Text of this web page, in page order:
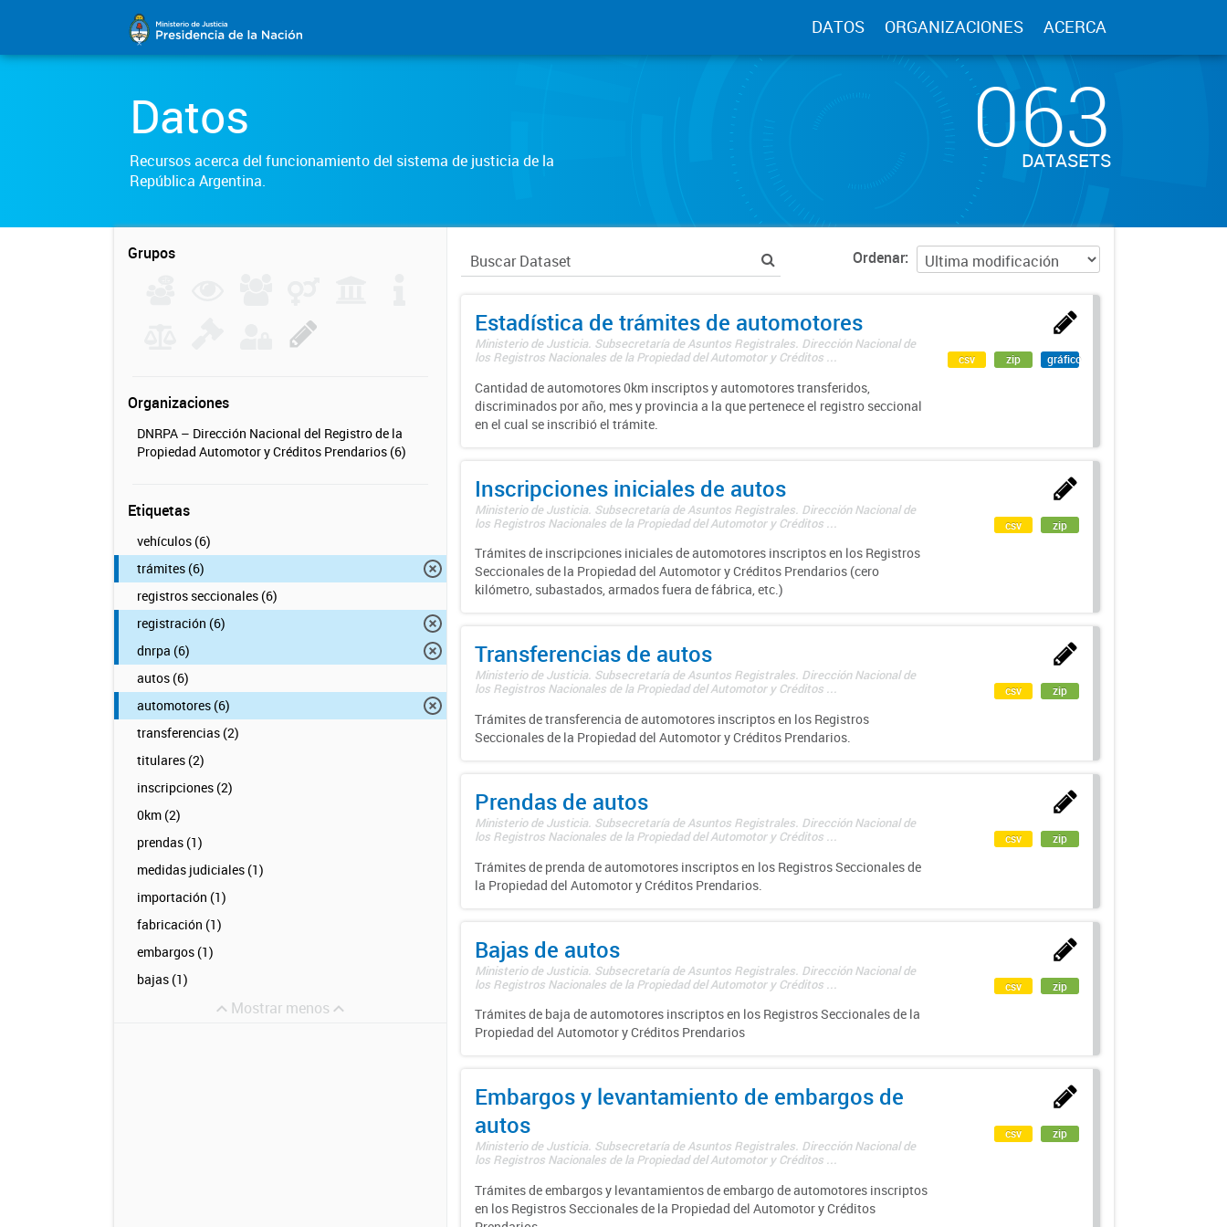
DATOS ORGANIZACIONES ACERCA
Datos
Recursos acerca del funcionamiento del sistema de justicia de la
República Argentina.
063
DATASETS
Grupos
Organizaciones
DNRPA – Dirección Nacional del Registro de la
Propiedad Automotor y Créditos Prendarios (6)
Etiquetas
vehículos (6)
trámites (6)
registros seccionales (6)
registración (6)
dnrpa (6)
autos (6)
automotores (6)
transferencias (2)
titulares (2)
inscripciones (2)
0km (2)
prendas (1)
medidas judiciales (1)
importación (1)
fabricación (1)
embargos (1)
bajas (1)
Mostrar menos
Ordenar
Estadística de trámites de automotores
Ministerio de Justicia. Subsecretaría de Asuntos Registrales. Dirección Nacional de
los Registros Nacionales de la Propiedad del Automotor y Créditos ...
Cantidad de automotores 0km inscriptos y automotores transferidos,
discriminados por año, mes y provincia a la que pertenece el registro seccional
en el cual se inscribió el trámite.
csv zip gráfico
Inscripciones iniciales de autos
Ministerio de Justicia. Subsecretaría de Asuntos Registrales. Dirección Nacional de
los Registros Nacionales de la Propiedad del Automotor y Créditos ...
Trámites de inscripciones iniciales de automotores inscriptos en los Registros
Seccionales de la Propiedad del Automotor y Créditos Prendarios (cero
kilómetro, subastados, armados fuera de fábrica, etc.)
csv zip
Transferencias de autos
Ministerio de Justicia. Subsecretaría de Asuntos Registrales. Dirección Nacional de
los Registros Nacionales de la Propiedad del Automotor y Créditos ...
Trámites de transferencia de automotores inscriptos en los Registros
Seccionales de la Propiedad del Automotor y Créditos Prendarios.
csv zip
Prendas de autos
Ministerio de Justicia. Subsecretaría de Asuntos Registrales. Dirección Nacional de
los Registros Nacionales de la Propiedad del Automotor y Créditos ...
Trámites de prenda de automotores inscriptos en los Registros Seccionales de
la Propiedad del Automotor y Créditos Prendarios.
csv zip
Bajas de autos
Ministerio de Justicia. Subsecretaría de Asuntos Registrales. Dirección Nacional de
los Registros Nacionales de la Propiedad del Automotor y Créditos ...
Trámites de baja de automotores inscriptos en los Registros Seccionales de la
Propiedad del Automotor y Créditos Prendarios
csv zip
Embargos y levantamiento de embargos de
autos
Ministerio de Justicia. Subsecretaría de Asuntos Registrales. Dirección Nacional de
los Registros Nacionales de la Propiedad del Automotor y Créditos ...
Trámites de embargos y levantamientos de embargo de automotores inscriptos
en los Registros Seccionales de la Propiedad del Automotor y Créditos
csv zip